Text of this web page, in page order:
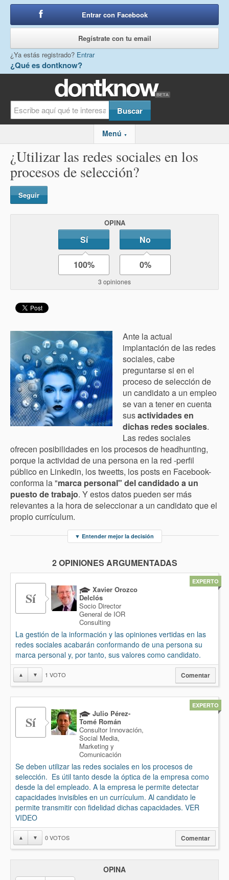
¿Qué es dontknow?
Entrar con Facebook
Regístrate con tu email
¿Ya estás registrado? Entrar
Menú ▼
¿Utilizar las redes sociales en los
procesos de selección?
Seguir
OPINA
Sí No
100% 0%
3 opiniones
Ante la actual
implantación de las redes
sociales, cabe
preguntarse si en el
proceso de selección de
un candidato a un empleo
se van a tener en cuenta
susactividades en
dichas redes sociales.
Las redes sociales
ofrecen posibilidades en los procesos de headhunting,
porque la actividad de una persona en la red -perfil
público en Linkedin, los tweetts, los posts en Facebook-
conforma la "marca personal" del candidado a un
puesto de trabajo. Y estos datos pueden ser más
relevantes a la hora de seleccionar a un candidato que el
propio currículum.
▼ Entender mejor la decisión
2 OPINIONES ARGUMENTADAS
Sí
Xavier Orozco
Delclós
Socio Director
General de IOR
Consulting
La gestión de la información y las opiniones vertidas en las
redes sociales acabarán conformando de una persona su
marca personal y, por tanto, sus valores como candidato.
EXPERTO
▲ ▼ 1 VOTO Comentar
Sí
Julio Pérez-
Tomé Román
Consultor Innovación,
Social Media,
Marketing y
Comunicación
Se deben utilizar las redes sociales en los procesos de
selección. Es útil tanto desde la óptica de la empresa como
desde la del empleado. A la empresa le permite detectar
capacidades invisibles en un currículum. Al candidato le
permite transmitir con fidelidad dichas capacidades. VER
VIDEO
EXPERTO
▲ ▼ 0VOTOS Comentar
OPINA